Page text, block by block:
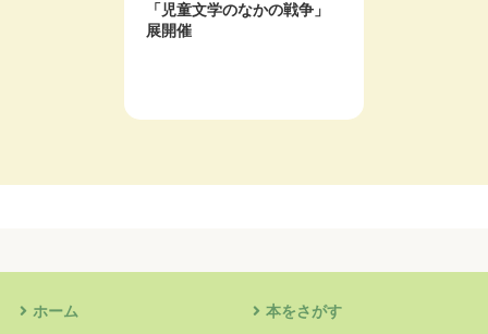
「児童文学のなかの戦争」
展開催
ホーム 本をさがす